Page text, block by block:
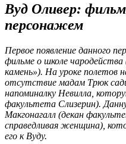
Вуд Оливер:
персонажем
Первое появление данного
фильме о школе
камень»). На уроке полетов
отсутствие мадам Трюк
напоминалку Невилла,
факультета Слизерин).
Макгонагалл (декан
справедливая женщина),
его к Вуду.